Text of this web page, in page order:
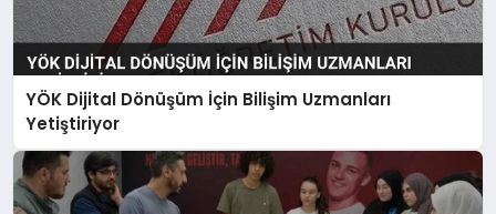
YÖK Dijital Dönüşüm İçin Bilişim Uzmanları
Yetiştiriyor